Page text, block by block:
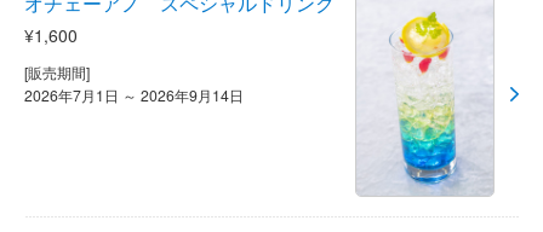
¥1,600
[販売期間]
2026年7月1日 ～ 2026年9月14日